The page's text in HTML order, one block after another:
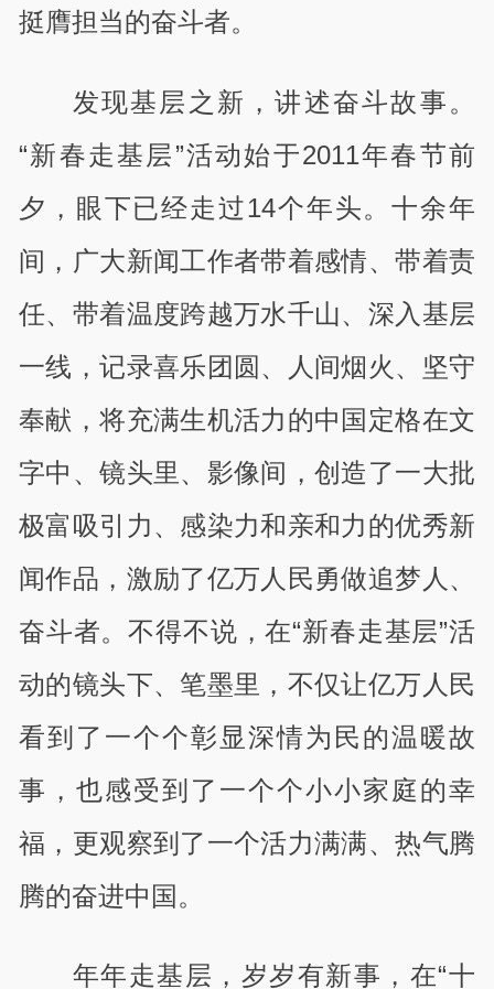
挺膺担当的奋斗者。
发现基层之新，讲述奋斗故事。
“新春走基层”活动始于2011年春节前
夕，眼下已经走过14个年头。十余年
间，广大新闻工作者带着感情、带着责
任、带着温度跨越万水千山、深入基层
一线，记录喜乐团圆、人间烟火、坚守
奉献，将充满生机活力的中国定格在文
字中、镜头里、影像间，创造了一大批
极富吸引力、感染力和亲和力的优秀新
闻作品，激励了亿万人民勇做追梦人、
奋斗者。不得不说，在“新春走基层”活
动的镜头下、笔墨里，不仅让亿万人民
看到了一个个彰显深情为民的温暖故
事，也感受到了一个个小小家庭的幸
福，更观察到了一个活力满满、热气腾
腾的奋进中国。
年年走基层，岁岁有新事，在“十